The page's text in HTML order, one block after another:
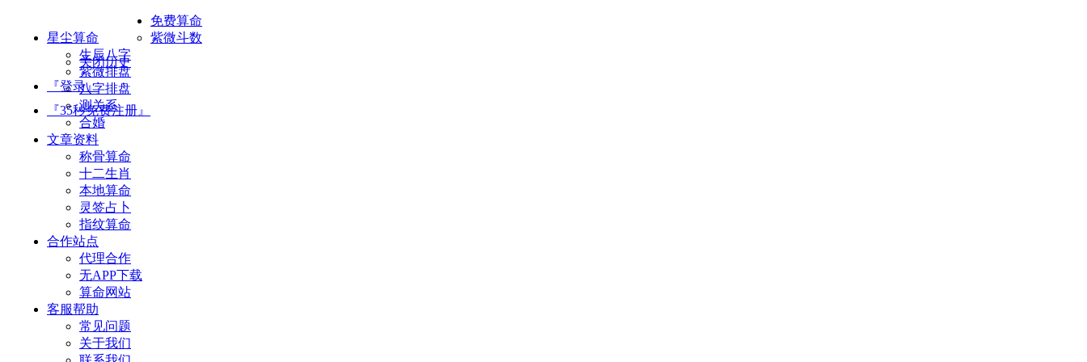
星尘算命
关闭历史
『登录』
『35秒免费注册』
免费算命
紫微斗数
生辰八字
紫微排盘
八字排盘
测关系
合婚
文章资料
称骨算命
十二生肖
本地算命
灵签占卜
指纹算命
合作站点
代理合作
无APP下载
算命网站
客服帮助
常见问题
关于我们